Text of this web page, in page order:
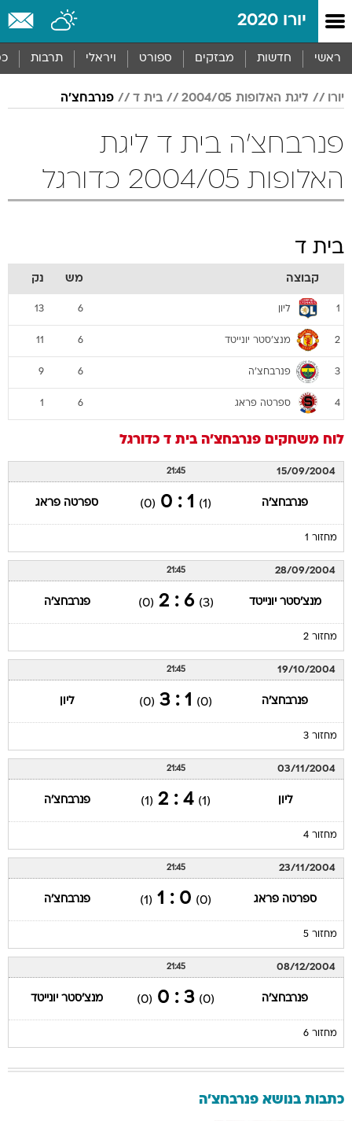
יורו 2020
ראשי חדשות מבזקים ספורט ויראלי תרבות
יורו ליגת האלופות 2004/05 בית ד פנרבחצ'ה
פנרבחצ'ה בית ד ליגת
האלופות 2004/05 כדורגל
בית ד
קבוצה מש נק
1 ליון 6
13
2 מנצ'סטר יונייטד 6
11
3 פנרבחצ'ה 6
9
4 ספרטה פראג 6
1
לוח משחקים פנרבחצ'ה בית ד כדורגל
15/09/2004
21:45
פנרבחצ'ה (1)
1 : 0
(0) ספרטה פראג
מחזור 1
28/09/2004
21:45
מנצ'סטר יונייטד (3)
6 : 2
(0) פנרבחצ'ה
מחזור 2
19/10/2004
21:45
פנרבחצ'ה (0)
1 : 3
(0) ליון
מחזור 3
03/11/2004
21:45
ליון (1)
4 : 2
(1) פנרבחצ'ה
מחזור 4
23/11/2004
21:45
ספרטה פראג (0)
0 : 1
(1) פנרבחצ'ה
מחזור 5
08/12/2004
21:45
פנרבחצ'ה (0)
3 : 0
(0) מנצ'סטר יונייטד
מחזור 6
כתבות בנושא פנרבחצ'ה